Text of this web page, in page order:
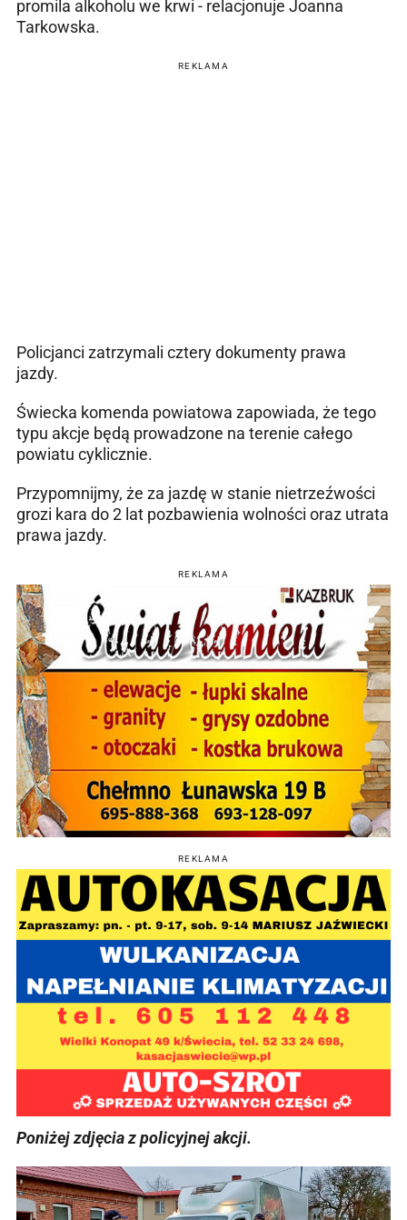
promila alkoholu we krwi - relacjonuje Joanna
Tarkowska.
REKLAMA
Policjanci zatrzymali cztery dokumenty prawa
jazdy.
Świecka komenda powiatowa zapowiada, że tego
typu akcje będą prowadzone na terenie całego
powiatu cyklicznie.
Przypomnijmy, że za jazdę w stanie nietrzeźwości
grozi kara do 2 lat pozbawienia wolności oraz utrata
prawa jazdy.
REKLAMA
REKLAMA
Poniżej zdjęcia z policyjnej akcji.